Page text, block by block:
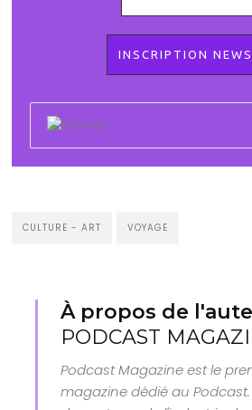
CULTURE - ART VOYAGE
À propos de
PODCAST
Podcast Magazine est le
magazine dédié au